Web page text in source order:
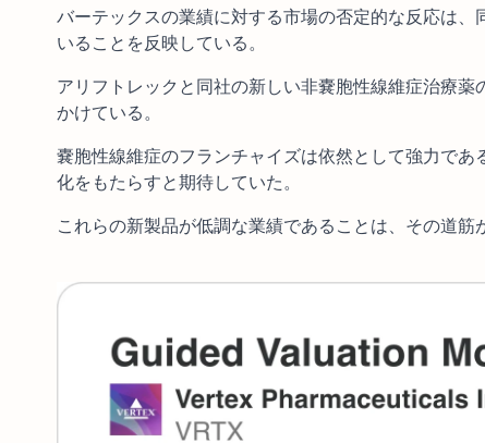
バーテックスの業績に対する市場の否定的な反応は
いることを反映している。
アリフトレックと同社の新しい非嚢胞性線維症治療
かけている。
嚢胞性線維症のフランチャイズは依然として強力で
化をもたらすと期待していた。
これらの新製品が低調な業績であることは、その道筋